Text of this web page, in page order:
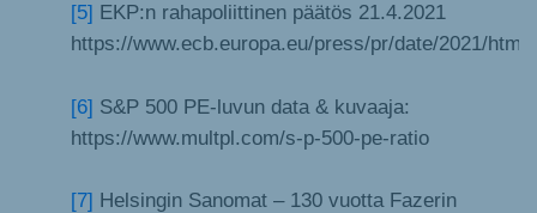
[5]
EKP:n rahapoliittinen päätös 21.4.2021
https://www.ecb.europa.eu/press/pr/date/2021/
[6] S&P 500 PE-luvun data & kuvaaja:
https://www.multpl.com/s-p-500-pe-ratio
[7] Helsingin Sanomat – 130 vuotta Fazerin